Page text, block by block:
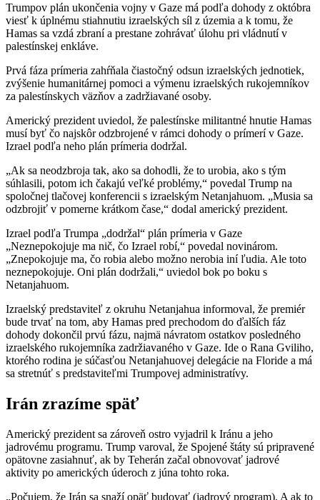
Trumpov plán ukončenia vojny v Gaze má podľa dohody z októbra
viesť k úplnému stiahnutiu izraelských síl z územia a k tomu, že
Hamas sa vzdá zbraní a prestane zohrávať úlohu pri vládnutí v
palestínskej enkláve.
Prvá fáza prímeria zahŕňala čiastočný odsun izraelských jednotiek,
zvýšenie humanitárnej pomoci a výmenu izraelských rukojemníkov
za palestínskych väzňov a zadržiavané osoby.
Americký prezident uviedol, že palestínske militantné hnutie Hamas
musí byť čo najskôr odzbrojené v rámci dohody o prímerí v Gaze.
Izrael podľa neho plán prímeria dodržal.
„Ak sa neodzbroja tak, ako sa dohodli, že to urobia, ako s tým
súhlasili, potom ich čakajú veľké problémy,“ povedal Trump na
spoločnej tlačovej konferencii s izraelským Netanjahuom. „Musia sa
odzbrojiť v pomerne krátkom čase,“ dodal americký prezident.
Izrael podľa Trumpa „dodržal“ plán prímeria v Gaze
„Neznepokojuje ma nič, čo Izrael robí,“ povedal novinárom.
„Znepokojuje ma, čo robia alebo možno nerobia iní ľudia. Ale toto
neznepokojuje. Oni plán dodržali,“ uviedol bok po boku s
Netanjahuom.
Izraelský predstaviteľ z okruhu Netanjahua informoval, že premiér
bude trvať na tom, aby Hamas pred prechodom do ďalších fáz
dohody dokončil prvú fázu, najmä návratom ostatkov posledného
izraelského rukojemníka zadržiavaného v Gaze. Ide o Rana Gviliho,
ktorého rodina je súčasťou Netanjahuovej delegácie na Floride a má
sa stretnúť s predstaviteľmi Trumpovej administratívy.
Irán zrazíme späť
Americký prezident sa zároveň ostro vyjadril k Iránu a jeho
jadrovému programu. Trump varoval, že Spojené štáty sú pripravené
opätovne zasiahnuť, ak by Teherán začal obnovovať jadrové
aktivity po amerických úderoch z júna tohto roka.
„Počujem, že Irán sa snaží opäť budovať (jadrový program). A ak to